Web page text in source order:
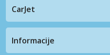
CarJet
Informacije